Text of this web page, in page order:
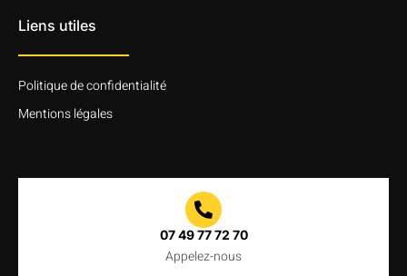
Liens utiles
Politique de confidentialité
Mentions légales
07 49 77 72 70
Appelez-nous